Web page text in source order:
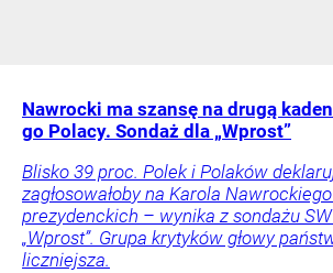
Nawrocki ma szansę na drugą
go Polacy. Sondaż dla „Wprost”
Blisko 39 proc. Polek i Polaków
zagłosowałoby na Karola
prezydenckich – wynika z sondażu
„Wprost”. Grupa krytyków głowy
liczniejsza.